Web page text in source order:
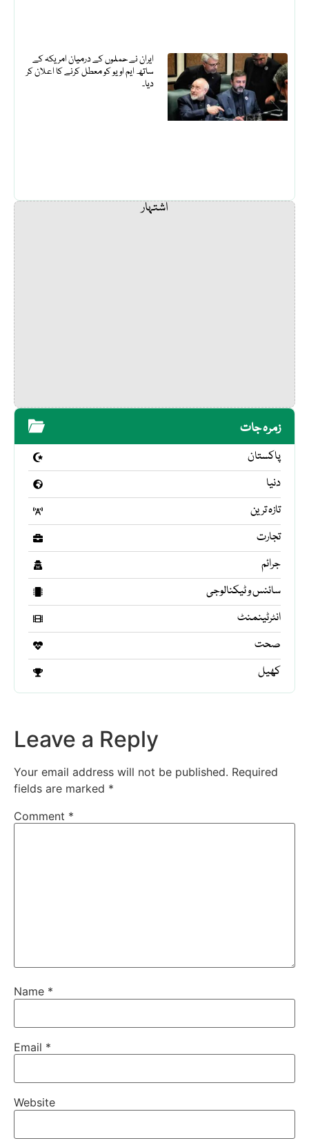
ایران نے حملوں کے درمیان امریکہ کے
ساتھ ایم او یو کو معطل کرنے کا اعلان کر
دیا۔
اشتہار
زمرہ جات
پاکستان
دنیا
تازہ ترین
تجارت
جرائم
سائنس و ٹیکنالوجی
انٹرٹینمنٹ
صحت
کھیل
Leave a Reply
Your email address will not be published. Required
fields are marked *
Comment *
Name *
Email *
Website